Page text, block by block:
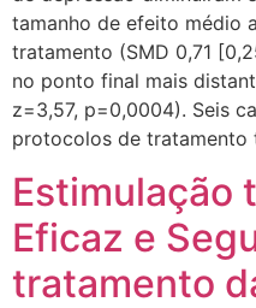
tamanho de efeito médio
tratamento (SMD 0,71
no ponto final mais
z=3,57, p=0,0004). Seis
protocolos de tratamento
Estimulação
Eficaz e
tratamento